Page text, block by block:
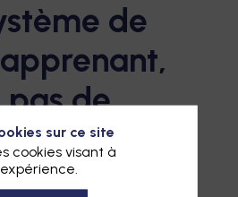
de
pas de
du
tout
sur ce site
cookies visant à